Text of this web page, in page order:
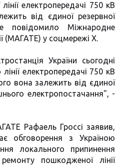
електропередачі 750 кВ
від єдиної резервної
повідомило Міжнародне
(МАГАТЕ) у соцмережі X.
України сьогодні
електропередачі 750 кВ
вона залежить від єдиної
електропостачання", -
Рафаель Гроссі заявив,
обговорення з Україною
локального припинення
пошкодженої лінії